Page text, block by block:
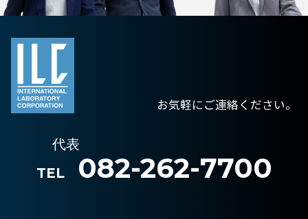
お気軽にご連絡ください。
代表
TEL
082-262-7700